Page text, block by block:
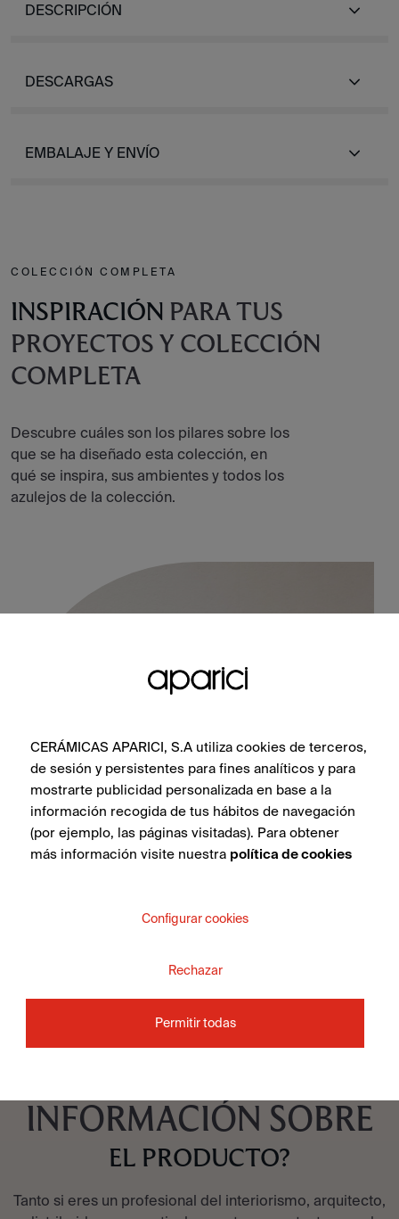
DESCRIPCIÓN
DESCARGAS
EMBALAJE Y ENVÍO
COLECCIÓN COMPLETA
INSPIRACIÓN PARA TUS
PROYECTOS Y COLECCIÓN
COMPLETA
Descubre cuáles son los pilares sobre los
que se ha diseñado esta colección, en
qué se inspira, sus ambientes y todos los
azulejos de la colección.
Spring Cream 45X120
INFORMACIÓN SOBRE
EL PRODUCTO?
Tanto si eres un profesional del interiorismo, arquitecto,
CERÁMICAS APARICI, S.A utiliza cookies de terceros,
de sesión y persistentes para fines analíticos y para
mostrarte publicidad personalizada en base a la
información recogida de tus hábitos de navegación
(por ejemplo, las páginas visitadas). Para obtener
más información visite nuestra política de cookies
Configurar cookies
Rechazar
Permitir todas